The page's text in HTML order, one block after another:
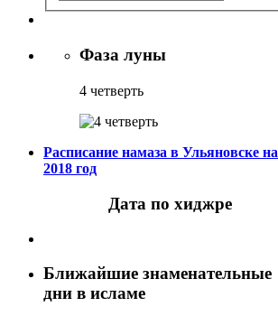
Фаза луны
4 четверть
Расписание намаза в Ульяновске на
2018 год
Дата по хиджре
Ближайшие знаменательные
дни в исламе